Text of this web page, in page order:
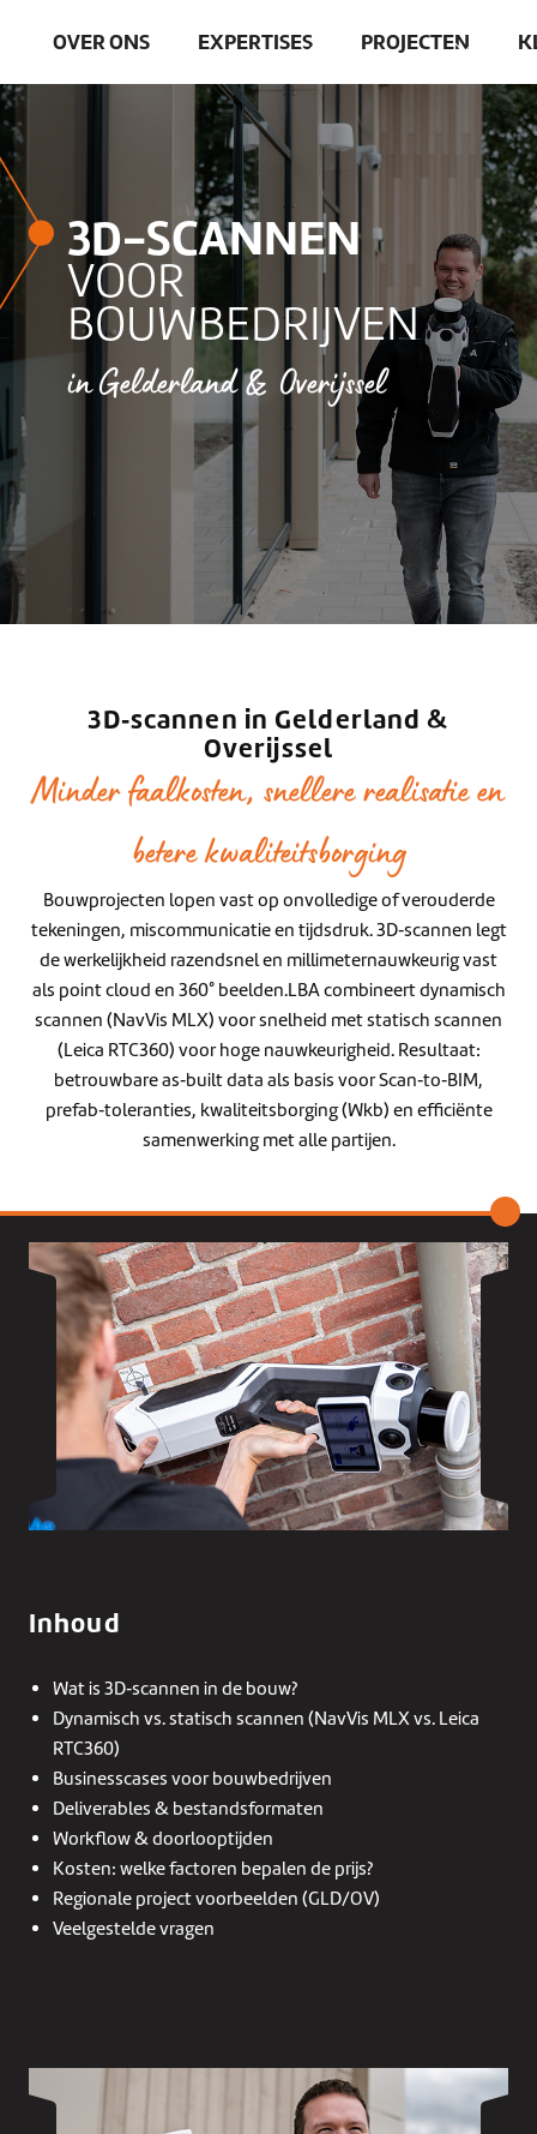
OVER ONS EXPERTISES PROJECTEN
3D-SCANNEN
VOOR
BOUWBEDRIJVEN
in Gelderland & Overijssel
3D‑scannen in Gelderland &
Overijssel
Minder faalkosten, snellere realisatie en
betere kwaliteitsborging
Bouwprojecten lopen vast op onvolledige of verouderde
tekeningen, miscommunicatie en tijdsdruk. 3D‑scannen legt
de werkelijkheid razendsnel en millimeternauwkeurig vast
als point cloud en 360° beelden.LBA combineert dynamisch
scannen (NavVis MLX) voor snelheid met statisch scannen
(Leica RTC360) voor hoge nauwkeurigheid. Resultaat:
betrouwbare as‑built data als basis voor Scan‑to‑BIM,
prefab‑toleranties, kwaliteitsborging (Wkb) en efficiënte
samenwerking met alle partijen.
Inhoud
Wat is 3D‑scannen in de bouw?
Dynamisch vs. statisch scannen (NavVis MLX vs. Leica
RTC360)
Businesscases voor bouwbedrijven
Deliverables & bestandsformaten
Workflow & doorlooptijden
Kosten: welke factoren bepalen de prijs?
Regionale project voorbeelden (GLD/OV)
Veelgestelde vragen